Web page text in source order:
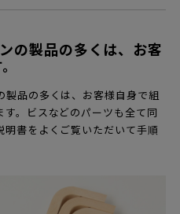
の製品の多くは、お客
製品の多くは、お客様自身で組
。ビスなどのパーツも全て同
書をよくご覧いただいて手順